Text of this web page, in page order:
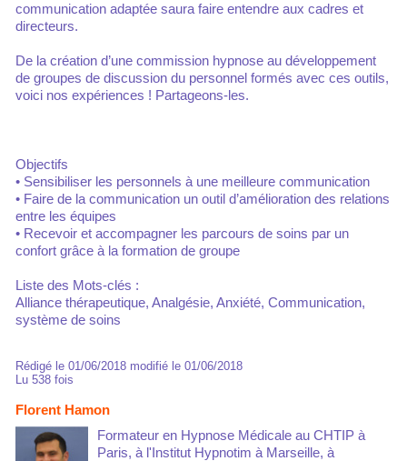
communication adaptée saura faire entendre aux cadres et
directeurs.
De la création d’une commission hypnose au développement
de groupes de discussion du personnel formés avec ces outils,
voici nos expériences ! Partageons-les.
Objectifs
• Sensibiliser les personnels à une meilleure communication
• Faire de la communication un outil d’amélioration des relations
entre les équipes
• Recevoir et accompagner les parcours de soins par un
confort grâce à la formation de groupe
Liste des Mots-clés :
Alliance thérapeutique, Analgésie, Anxiété, Communication,
système de soins
Rédigé le 01/06/2018 modifié le 01/06/2018
Lu 538 fois
Florent Hamon
Formateur en Hypnose Médicale au CHTIP à
Paris, à l'Institut Hypnotim à Marseille, à